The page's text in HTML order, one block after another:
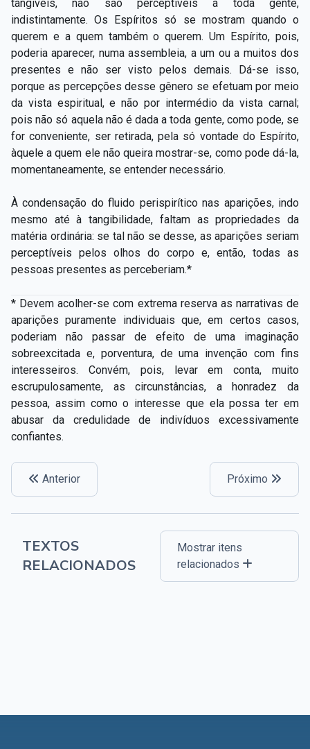
tangíveis, não são perceptíveis a toda gente,
indistintamente. Os Espíritos só se mostram quando o
querem e a quem também o querem. Um Espírito, pois,
poderia aparecer, numa assembleia, a um ou a muitos dos
presentes e não ser visto pelos demais. Dá-se isso,
porque as percepções desse gênero se efetuam por meio
da vista espiritual, e não por intermédio da vista carnal;
pois não só aquela não é dada a toda gente, como pode, se
for conveniente, ser retirada, pela só vontade do Espírito,
àquele a quem ele não queira mostrar-se, como pode dá-la,
momentaneamente, se entender necessário.
À condensação do fluido perispirítico nas aparições, indo
mesmo até à tangibilidade, faltam as propriedades da
matéria ordinária: se tal não se desse, as aparições seriam
perceptíveis pelos olhos do corpo e, então, todas as
pessoas presentes as perceberiam.*
* Devem acolher-se com extrema reserva as narrativas de
aparições puramente individuais que, em certos casos,
poderiam não passar de efeito de uma imaginação
sobreexcitada e, porventura, de uma invenção com fins
interesseiros. Convém, pois, levar em conta, muito
escrupulosamente, as circunstâncias, a honradez da
pessoa, assim como o interesse que ela possa ter em
abusar da credulidade de indivíduos excessivamente
confiantes.
Anterior Próximo
TEXTOS
RELACIONADOS
Mostrar itens
relacionados